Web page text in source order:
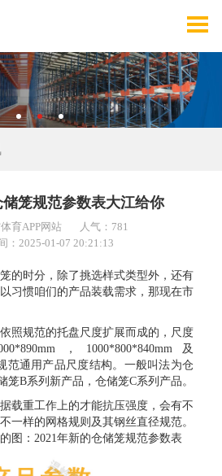
储笼规范参数表大江给你
育APP网站
人气：781
：2025-01-07 20:21:13
时分，除了挑选样式类型外，还有
习惯咱们的产品装载需求，那现在市
规范的托盘尺度扩展而成的，尺度
，1000*800*840mm及
范通用产品尺度结构。一般叫法为仓
笼B系列新产品，仓储笼C系列产品。
重工作上的才能抗压强度，会有不
一样的网格规则及其钢丝直径规范。
图：2021年新的仓储笼规范参数表